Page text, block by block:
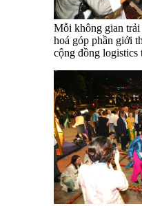
Mỗi không gian trải
hoá góp phần giới
cộng đồng logistics